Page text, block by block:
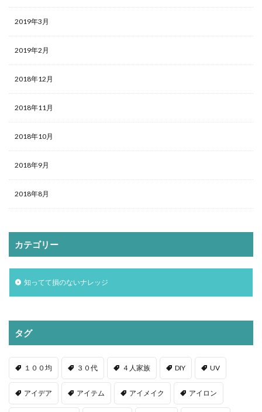
2019年3月
2019年2月
2018年12月
2018年11月
2018年10月
2018年9月
2018年8月
カテゴリー
知ってて損のないナレッジ
タグ
１００均 ３０代 ４人家族 DIY UV
アイデア アイテム アイメイク アイロン